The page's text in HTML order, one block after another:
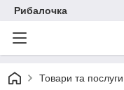
Рибалочка
Товари та послуги